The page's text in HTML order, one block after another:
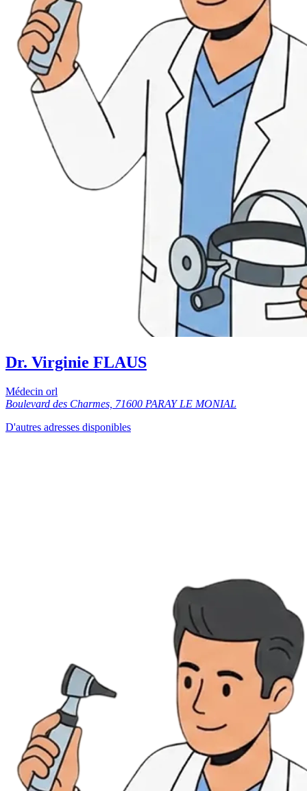
Dr. Virginie FLAUS
Médecin orl
Boulevard des Charmes, 71600 PARAY LE MONIAL
D'autres adresses disponibles